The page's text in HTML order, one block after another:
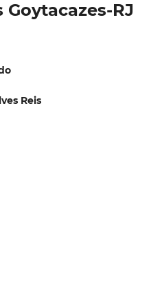
RJ
Reis